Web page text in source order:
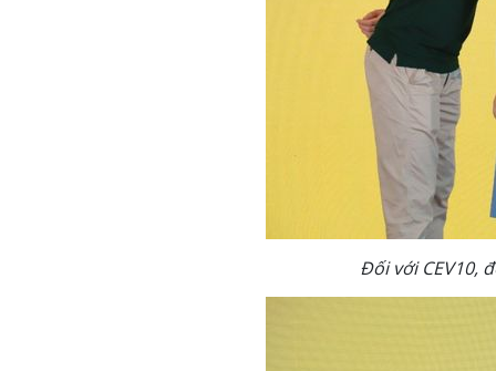
Đối với CEV10,